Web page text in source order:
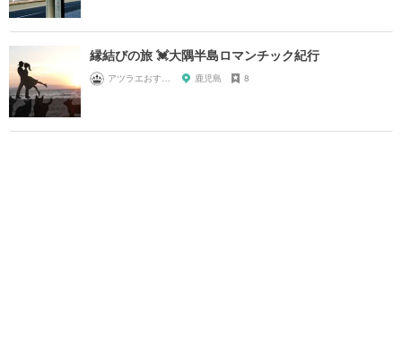
縁結びの旅 💓大隅半島ロマンチック紀行
鹿児島 8